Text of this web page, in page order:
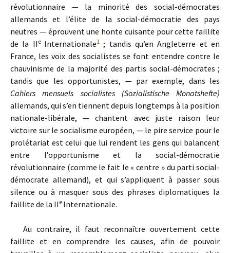
révolutionnaire — la minorité des social-démocrates
allemands et l’élite de la social-démocratie des pays
neutres — éprouvent une honte cuisante pour cette faillite
de la II e Internationale1 ; tandis qu’en Angleterre et en
France, les voix des socialistes se font entendre contre le
chauvinisme de la majorité des partis social-démocrates ;
tandis que les opportunistes, — par exemple, dans les
Cahiers mensuels socialistes (Sozialistische Monatshefte)
allemands, qui s’en tiennent depuis longtemps à la position
nationale-libérale, — chantent avec juste raison leur
victoire sur le socialisme européen, — le pire service pour le
prolétariat est celui que lui rendent les gens qui balancent
entre l’opportunisme et la social-démocratie
révolutionnaire (comme le fait le « centre » du parti social-
démocrate allemand), et qui s’appliquent à passer sous
silence ou à masquer sous des phrases diplomatiques la
faillite de la II e Internationale.
Au contraire, il faut reconnaître ouvertement cette
faillite et en comprendre les causes, afin de pouvoir